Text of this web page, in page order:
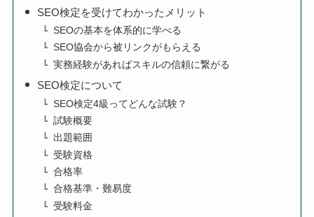
SEO検定を受けてわかったメリット
SEOの基本を体系的に学べる
SEO協会から被リンクがもらえる
実務経験があればスキルの信頼に繋がる
SEO検定について
SEO検定4級ってどんな試験？
試験概要
出題範囲
受験資格
合格率
合格基準・難易度
受験料金